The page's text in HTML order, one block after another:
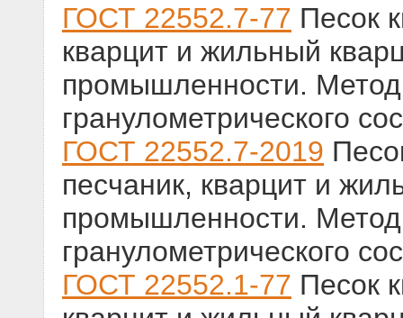
ГОСТ 22552.7-77 Песок
кварцит и жильный
промышленности.
гранулометрического
ГОСТ 22552.7-2019
песчаник, кварцит и
промышленности.
гранулометрического
ГОСТ 22552.1-77 Песок